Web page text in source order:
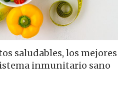
saludables, los mejores
inmunitario sano